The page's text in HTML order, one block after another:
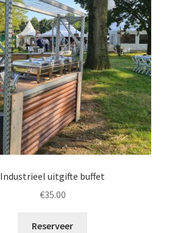
Industrieel uitgifte buffet
€35.00
Reserveer